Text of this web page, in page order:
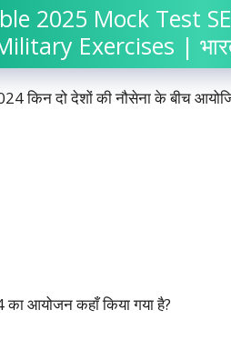
2025 Mock Test
Exercises |
किन दो देशों की नौसेना के बीच
का आयोजन कहाँ किया गया है?